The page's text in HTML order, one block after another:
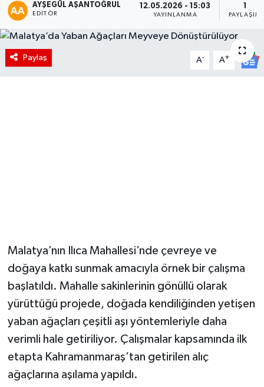
AYŞEGÜL AŞANTOĞRUL
EDITÖR
12.05.2026 - 15:03
YAYINLANMA
1
PAYLAŞIM
Paylaş A- A+
Malatya’nın Ilıca Mahallesi’nde çevreye ve
doğaya katkı sunmak amacıyla örnek bir çalışma
başlatıldı. Mahalle sakinlerinin gönüllü olarak
yürüttüğü projede, doğada kendiliğinden yetişen
yaban ağaçları çeşitli aşı yöntemleriyle daha
verimli hale getiriliyor. Çalışmalar kapsamında ilk
etapta Kahramanmaraş’tan getirilen alıç
ağaçlarına aşılama yapıldı.